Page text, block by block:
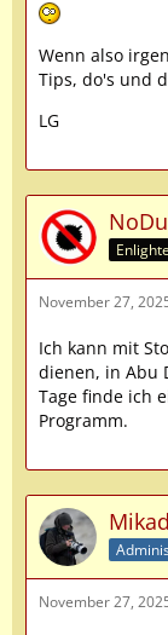
Wenn also
Tips, do's und
LG
November 27,
Ich kann mit
dienen, in Abu
Tage finde ich
Programm.
November 27,